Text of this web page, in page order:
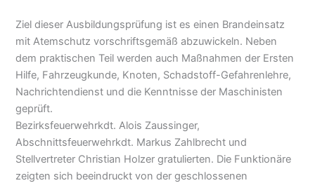
Ziel dieser Ausbildungsprüfung ist es einen Brandeinsatz
mit Atemschutz vorschriftsgemäß abzuwickeln. Neben
dem praktischen Teil werden auch Maßnahmen der Ersten
Hilfe, Fahrzeugkunde, Knoten, Schadstoff-Gefahrenlehre,
Nachrichtendienst und die Kenntnisse der Maschinisten
geprüft.
Bezirksfeuerwehrkdt. Alois Zaussinger,
Abschnittsfeuerwehrkdt. Markus Zahlbrecht und
Stellvertreter Christian Holzer gratulierten. Die Funktionäre
zeigten sich beeindruckt von der geschlossenen